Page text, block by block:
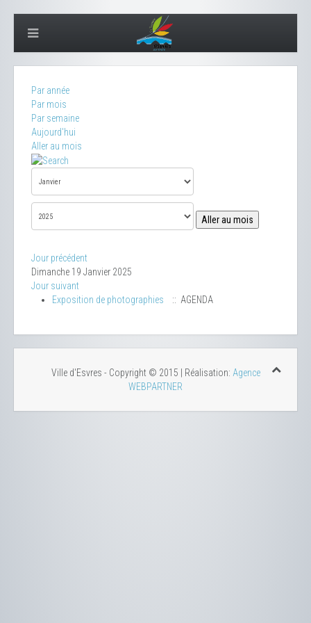
Par année
Par mois
Par semaine
Aujourd'hui
Aller au mois
Aller au mois
Jour précédent
Dimanche 19 Janvier 2025
Jour suivant
Exposition de photographies
:: AGENDA
Ville d'Esvres - Copyright © 2015 | Réalisation: Agence
WEBPARTNER